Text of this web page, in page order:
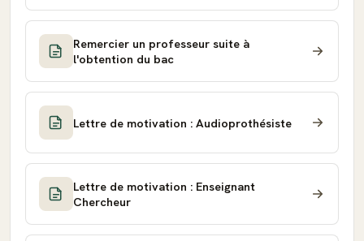
Remercier un professeur suite à
l'obtention du bac
Lettre de motivation : Audioprothésiste
Lettre de motivation : Enseignant
Chercheur